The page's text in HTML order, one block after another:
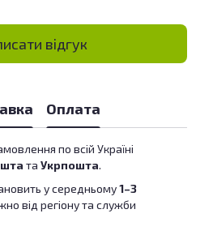
відгук
Оплата
по всій Україні
та Укрпошта.
у середньому1–3
від регіону та служби